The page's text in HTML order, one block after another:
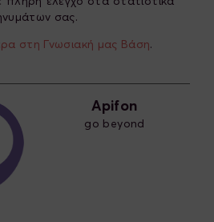
σας.
στη Γνωσιακή μας Βάση.
Apifon
go beyond